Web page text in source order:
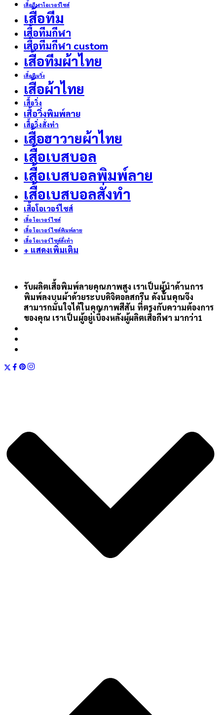
เสื้อกีฬาโอเวอร์ไซส์
เสื้อทีม
เสื้อทีมกีฬา
เสื้อทีมกีฬา custom
เสื้อทีมผ้าไทย
เสื้อทีมวิ่ง
เสื้อผ้าไทย
เสื้อวิ่ง
เสื้อวิ่งพิมพ์ลาย
เสื้อวิ่งสั่งทำ
เสื้อฮาวายผ้าไทย
เสื้อเบสบอล
เสื้อเบสบอลพิมพ์ลาย
เสื้อเบสบอลสั่งทำ
เสื้อโอเวอร์ไซส์
เสื้อ โอเวอร์ ไซส์
เสื้อ โอเวอร์ ไซส์พิมพ์ลาย
เสื้อ โอเวอร์ ไซส์สั่งทำ
+ แสดงเพิ่มเติม
รับผลิตเสื้อพิมพ์ลายคุณภาพสูง เราเป็นผู้นำด้านการ
พิมพ์ลงบนผ้าด้วยระบบดิจิตอลสกรีน ดังนั้นคุณจึง
สามารถมั่นใจได้ในคุณภาพสีสัน ที่ตรงกับความต้องการ
ของคุณ เราเป็นผู้อยู่เบื้องหลังผู้ผลิตเสื้อกีฬา มากว่า1